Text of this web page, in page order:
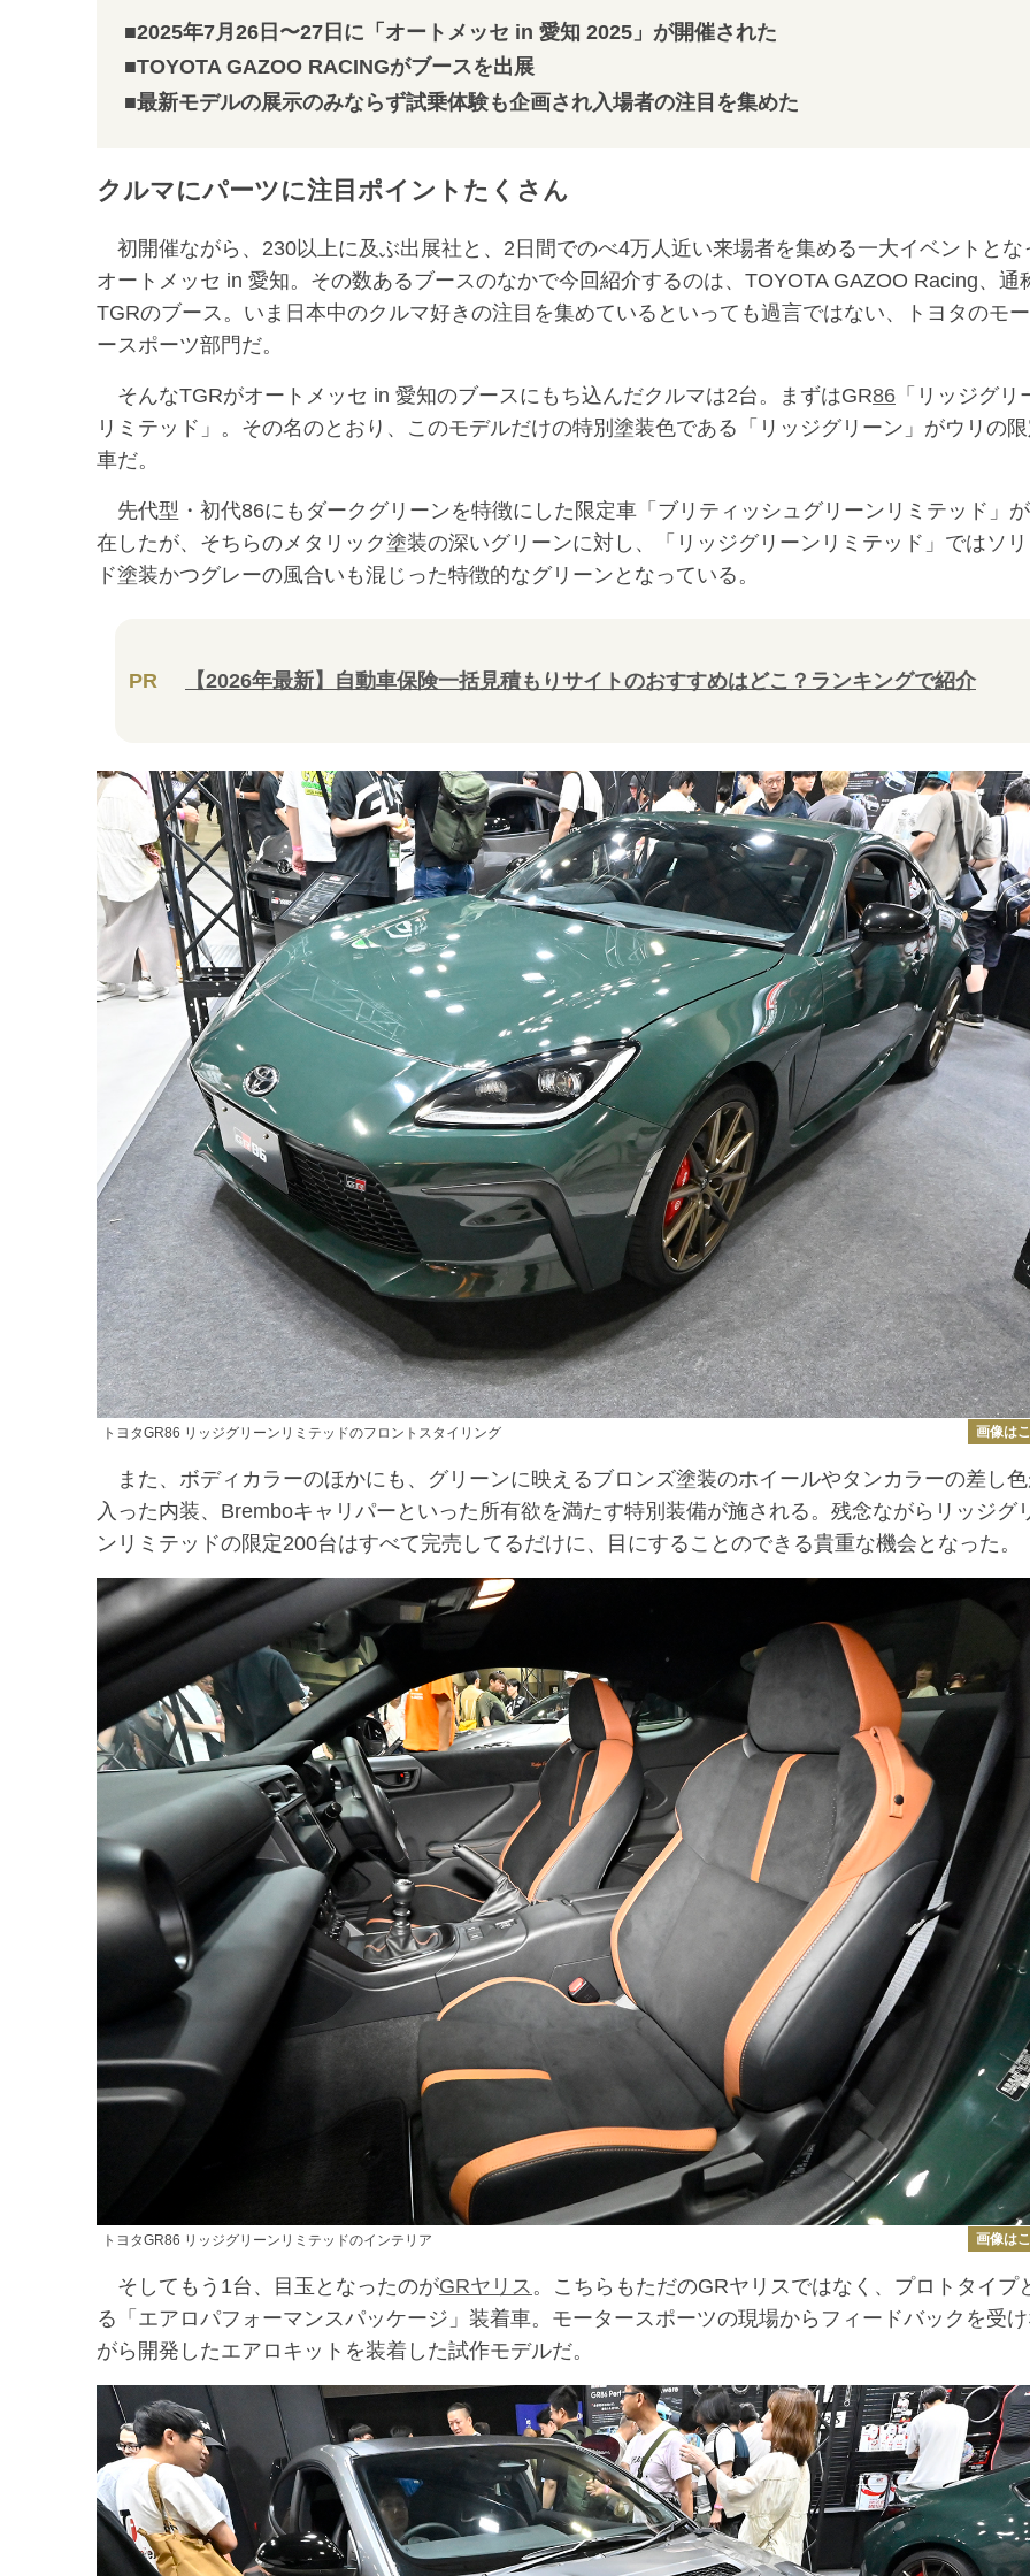
■2025年7月26日〜27日に「オートメッセ in 愛知 2025」が開催された
■TOYOTA GAZOO RACINGがブースを出展
■最新モデルの展示のみならず試乗体験も企画され入場者の注目を集めた
クルマにパーツに注目ポイントたくさん
初開催ながら、230以上に及ぶ出展社と、2日間でのべ4万人近い来場者を集める一大イベントとな
オートメッセ in 愛知。その数あるブースのなかで今回紹介するのは、TOYOTA GAZOO Racing、通
TGRのブース。いま日本中のクルマ好きの注目を集めているといっても過言ではない、トヨタのモ
ースポーツ部門だ。
そんなTGRがオートメッセ in 愛知のブースにもち込んだクルマは2台。まずはGR86 「リッジグリ
リミテッド」。その名のとおり、このモデルだけの特別塗装色である「リッジグリーン」がウリの
車だ。
先代型・初代86にもダークグリーンを特徴にした限定車「ブリティッシュグリーンリミテッド」
在したが、そちらのメタリック塗装の深いグリーンに対し、「リッジグリーンリミテッド」ではソ
ド塗装かつグレーの風合いも混じった特徴的なグリーンとなっている。
PR 【2026年最新】自動車保険一括見積もりサイトのおすすめはどこ？ランキングで紹介
トヨタGR86 リッジグリーンリミテッドのフロントスタイリング 画像は
また、ボディカラーのほかにも、グリーンに映えるブロンズ塗装のホイールやタンカラーの差し
入った内装、Bremboキャリパーといった所有欲を満たす特別装備が施される。残念ながらリッジグ
ンリミテッドの限定200台はすべて完売してるだけに、目にすることのできる貴重な機会となった。
トヨタGR86 リッジグリーンリミテッドのインテリア 画像は
そしてもう1台、目玉となったのがGRヤリス 。こちらもただのGRヤリスではなく、プロトタイプ
る「エアロパフォーマンスパッケージ」装着車。モータースポーツの現場からフィードバックを受
がら開発したエアロキットを装着した試作モデルだ。